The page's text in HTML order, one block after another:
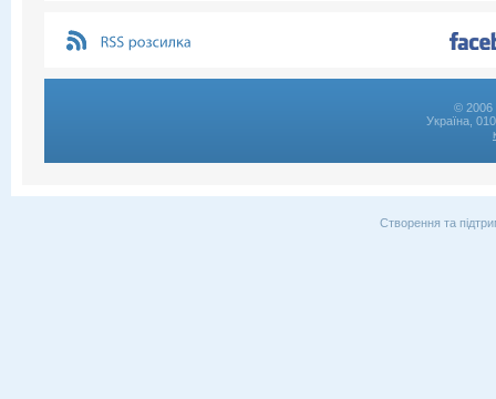
© 2006
Україна,
Створення та